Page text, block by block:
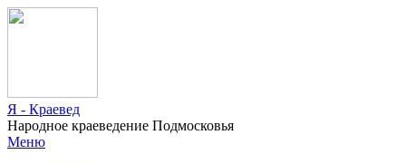
Я - Краевед
Народное краеведение Подмосковья
Меню